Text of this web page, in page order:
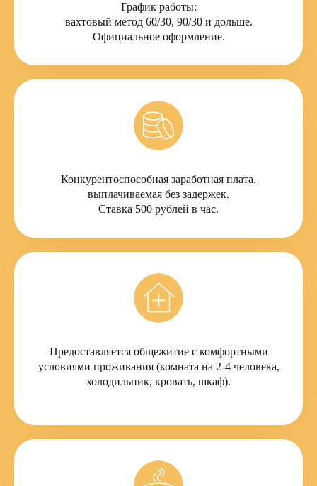
График работы:
вахтовый метод 60/30, 90/30 и дольше.
Официальное оформление.
Конкурентоспособная заработная плата,
выплачиваемая без задержек.
Ставка 500 рублей в час.
Предоставляется общежитие с комфортными
условиями проживания (комната на 2-4 человека,
холодильник, кровать, шкаф).
железобетонных конструкций;
Подготовка арматуры перед
металлических заготовок,
рихтовка арматурных элементов,
каркасов в соответствии с
установленным техническим
Выполнение работ по чертежам,
с возможностью внесения
корректировок при
необходимости;
техническим заданиям и
проектам;
металлических заготовок и
рихтовка арматурных элементов;
Обязаности: